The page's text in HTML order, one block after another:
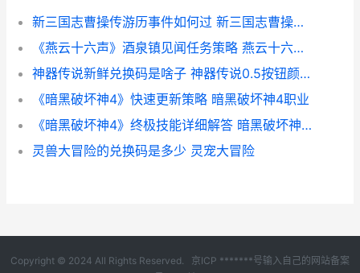
新三国志曹操传游历事件如何过 新三国志曹操传南华幻境天境第九层怎么打
《燕云十六声》酒泉镇见闻任务策略 燕云十六声官服下载
神器传说新鲜兑换码是啥子 神器传说0.5按钮颜色顺序
《暗黑破坏神4》快速更新策略 暗黑破坏神4职业
《暗黑破坏神4》终极技能详细解答 暗黑破坏神4多少钱
灵兽大冒险的兑换码是多少 灵宠大冒险
Copyright © 2024 All Rights Reserved. 京ICP *******号输入自己的网站备案